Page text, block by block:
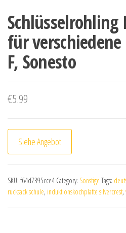
Schlüsselrohling
für verschiedene
F, Sonesto
€5.99
Siehe Angebot
SKU: f64d7395cce4 Category: Sonstige Tags:
rucksack schule, induktionskochplatte silvercrest,